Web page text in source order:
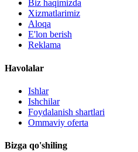
Biz haqimizda
Xizmatlarimiz
Aloqa
E'lon berish
Reklama
Havolalar
Ishlar
Ishchilar
Foydalanish shartlari
Ommaviy oferta
Bizga qo'shiling